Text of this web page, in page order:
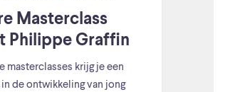
Masterclass
Philippe Graffin
masterclasses krijg je een
de ontwikkeling van jong